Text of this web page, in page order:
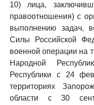
10) лица,
правоотношения) с
выполнению задач,
Силы Российской
военной операции на
Народной
Республики с 24
территориях
области с 30